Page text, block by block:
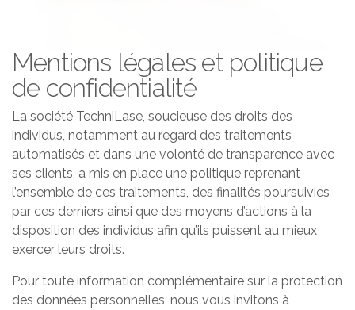
Mentions légales et politique
de confidentialité
La société TechniLase, soucieuse des droits des
individus, notamment au regard des traitements
automatisés et dans une volonté de transparence avec
ses clients, a mis en place une politique reprenant
l’ensemble de ces traitements, des finalités poursuivies
par ces derniers ainsi que des moyens d’actions à la
disposition des individus afin qu’ils puissent au mieux
exercer leurs droits.
Pour toute information complémentaire sur la protection
des données personnelles, nous vous invitons à